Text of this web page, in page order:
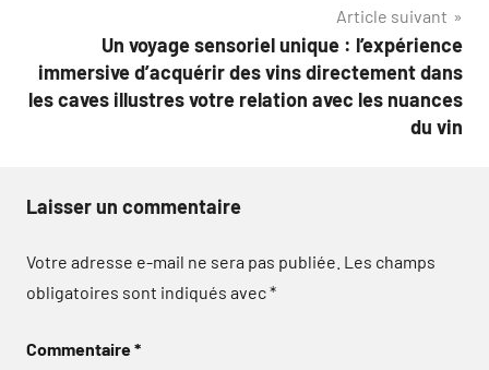
Article suivant
Un voyage sensoriel unique : l’expérience
immersive d’acquérir des vins directement dans
les caves illustres votre relation avec les nuances
du vin
Laisser un commentaire
Votre adresse e-mail ne sera pas publiée. Les champs
obligatoires sont indiqués avec*
Commentaire*